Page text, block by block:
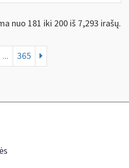
nuo 181 iki 200 iš 7,293 irašų.
... 365